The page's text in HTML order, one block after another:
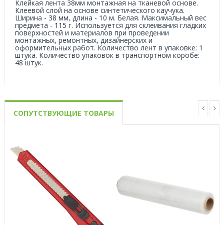
Клейкая лента 38мм монтажная на тканевой основе.
Клеевой слой на основе синтетического каучука.
Ширина - 38 мм, длина - 10 м. Белая. Максимальный вес
предмета - 115 г. Используется для склеивания гладких
поверхностей и материалов при проведении
монтажных, ремонтных, дизайнерских и
оформительных работ. Количество лент в упаковке: 1
штука. Количество упаковок в транспортном коробе:
48 штук.
СОПУТСТВУЮЩИЕ ТОВАРЫ